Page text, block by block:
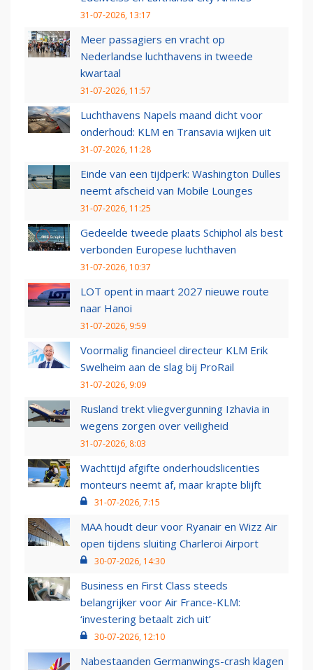
31-07-2026, 13:17
Meer passagiers en vracht op
Nederlandse luchthavens in tweede
kwartaal
31-07-2026, 11:57
Luchthavens Napels maand dicht voor
onderhoud: KLM en Transavia wijken uit
31-07-2026, 11:28
Einde van een tijdperk: Washington Dulles
neemt afscheid van Mobile Lounges
31-07-2026, 11:25
Gedeelde tweede plaats Schiphol als best
verbonden Europese luchthaven
31-07-2026, 10:37
LOT opent in maart 2027 nieuwe route
naar Hanoi
31-07-2026, 9:59
Voormalig financieel directeur KLM Erik
Swelheim aan de slag bij ProRail
31-07-2026, 9:09
Rusland trekt vliegvergunning Izhavia in
wegens zorgen over veiligheid
31-07-2026, 8:03
Wachttijd afgifte onderhoudslicenties
monteurs neemt af, maar krapte blijft
31-07-2026, 7:15
MAA houdt deur voor Ryanair en Wizz Air
open tijdens sluiting Charleroi Airport
30-07-2026, 14:30
Business en First Class steeds
belangrijker voor Air France-KLM:
‘investering betaalt zich uit’
30-07-2026, 12:10
Nabestaanden Germanwings-crash klagen